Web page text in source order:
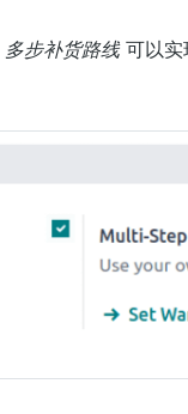
多步补货路线可以实